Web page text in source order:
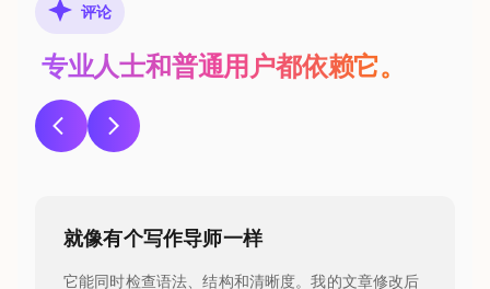
评论
专业人士和普通用户都依赖它。
就像有个写作导师一样
它能同时检查语法、结构和清晰度。我的文章修改后